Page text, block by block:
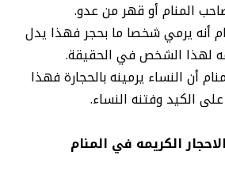
المنام أو قهر من عدو.
أنه يرمي شخصا ما بحجر فهذا يدل
لهذا الشخص في الحقيقة.
أن النساء يرمينه بالحجارة فهذا
الكيد وفتنه النساء.
الكريمه في المنام